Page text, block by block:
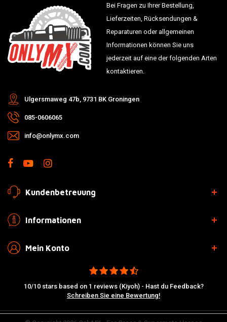
Bei Fragen zu Ihrer Bestellung,
Lieferzeiten, Rücksendungen &
Reparaturen oder allgemeinen
Informationen können Sie uns
jederzeit auf eine der folgenden Arten
kontaktieren.
Ulgersmaweg 47b, 9731 BK Groningen
085-0606065
info@onlymx.com
Kundenbetreuung
Informationen
Mein Konto
10/10 stars based on 1 reviews (Kiyoh) - Hast du Feedback?
Schreiben Sie eine Bewertung!